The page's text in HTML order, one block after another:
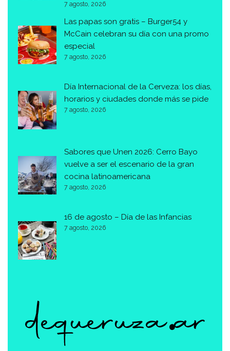
7 agosto, 2026
Las papas son gratis – Burger54 y
McCain celebran su día con una promo
especial
7 agosto, 2026
Día Internacional de la Cerveza: los días,
horarios y ciudades donde más se pide
7 agosto, 2026
Sabores que Unen 2026: Cerro Bayo
vuelve a ser el escenario de la gran
cocina latinoamericana
7 agosto, 2026
16 de agosto – Día de las Infancias
7 agosto, 2026